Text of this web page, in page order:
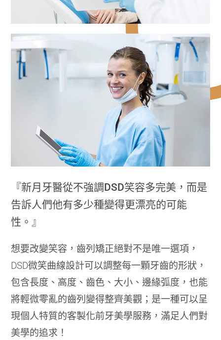
『新月牙醫從不強調DSD笑容多完美，而是
告訴人們他有多少種變得更漂亮的可能
性。』
想要改變笑容，齒列矯正絕對不是唯一選項，
DSD微笑曲線設計可以調整每一顆牙齒的形狀，
包含長度、高度、齒色、大小、邊緣弧度，也能
將輕微零亂的齒列變得整齊美觀；是一種可以呈
現個人特質的客製化前牙美學服務，滿足人們對
美學的追求！